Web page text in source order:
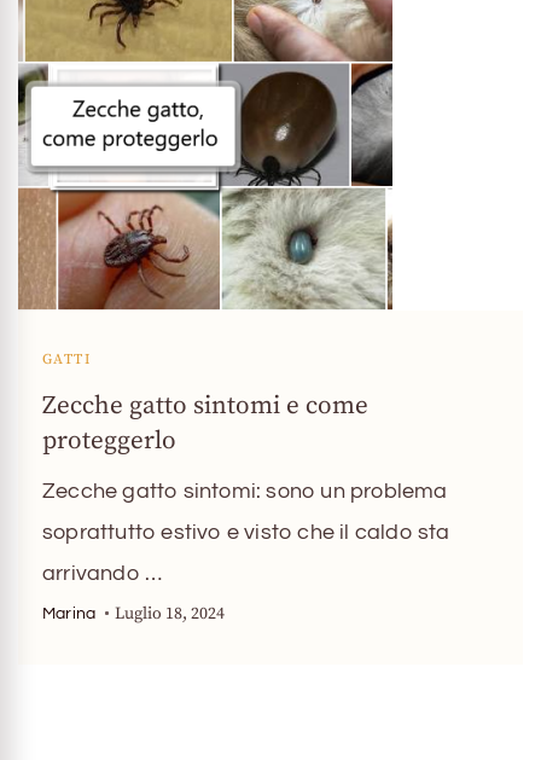
GATTI
Zecche gatto sintomi e come
proteggerlo
Zecche gatto sintomi: sono un problema
soprattutto estivo e visto che il caldo sta
arrivando …
Marina Luglio 18, 2024